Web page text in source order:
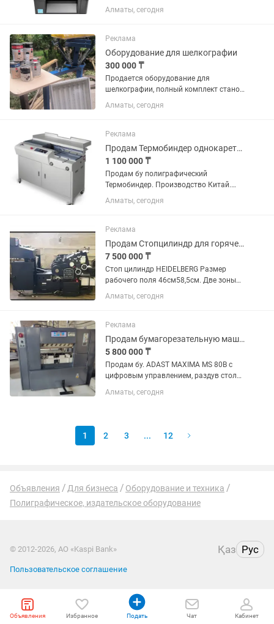
новый
Алматы, сегодня
Реклама
Оборудование для шелкографии
300 000 ₸
Продается оборудование для
шелкографии, полный комплект станок
4/1, 4 рамки, засветочное
оборудование, набору красок, новое,
Алматы, сегодня
Реклама
Продам Термобиндер однокареточный.
1 100 000 ₸
Продам бу полиграфический
Термобиндер. Производство Китай.
Полностью рабочий
Алматы, сегодня
Реклама
Продам Стопцилиндр для горячего тиснения HEIDELBERG 46см 58,5см.
7 500 000 ₸
Стоп цилиндр HEIDELBERG Размер
рабочего поля 46см58,5см. Две зоны
нагрева, три лентопротяжки. Отличное
техническое состояние, находится в
Есть видео в работе....
Алматы, сегодня
Реклама
Продам бумагорезательную машину ADAST MAXIMA MS 80B
5 800 000 ₸
Продам бу. ADAST MAXIMA MS 80B с
цифровым управлением, раздув стола.
Алматы, сегодня
1 2 3 ... 12
Объявления Для бизнеса
Оборудование и техника
Полиграфическое, издательское оборудование
© 2012-2026, АО «Kaspi Bank» Қаз Рус
Пользовательское соглашение
Объявления Избранное Подать Чат Кабинет